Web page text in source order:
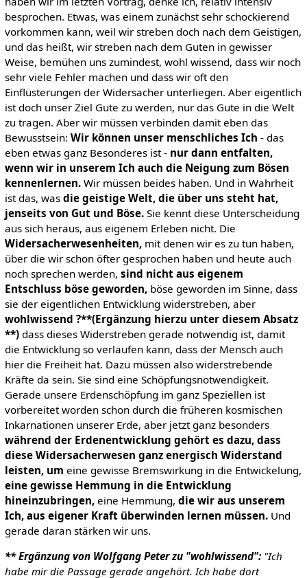
besprochen. Etwas, was einem zunächst sehr schockierend
vorkommen kann, weil wir streben doch nach dem Geistigen,
und das heißt, wir streben nach dem Guten in gewisser
Weise, bemühen uns zumindest, wohl wissend, dass wir noch
sehr viele Fehler machen und dass wir oft den
Einflüsterungen der Widersacher unterliegen. Aber eigentlich
ist doch unser Ziel Gute zu werden, nur das Gute in die Welt
zu tragen. Aber wir müssen verbinden damit eben das
Bewusstsein: Wir können unser menschliches Ich - das
eben etwas ganz Besonderes ist - nur dann entfalten,
wenn wir in unserem Ich auch die Neigung zum Bösen
kennenlernen.Wir müssen beides haben. Und in Wahrheit
ist das, was die geistige Welt, die über uns steht hat,
jenseits von Gut und Böse.Sie kennt diese Unterscheidung
aus sich heraus, aus eigenem Erleben nicht. Die
Widersacherwesenheiten,mit denen wir es zu tun haben,
über die wir schon öfter gesprochen haben und heute auch
noch sprechen werden, sind nicht aus eigenem
Entschluss böse geworden,böse geworden im Sinne, dass
sie der eigentlichen Entwicklung widerstreben, aber
wohlwissend ?**(Ergänzung hierzu unter diesem Absatz
**)dass dieses Widerstreben gerade notwendig ist, damit
die Entwicklung so verlaufen kann, dass der Mensch auch
hier die Freiheit hat. Dazu müssen also widerstrebende
Kräfte da sein. Sie sind eine Schöpfungsnotwendigkeit.
Gerade unsere Erdenschöpfung im ganz Speziellen ist
vorbereitet worden schon durch die früheren kosmischen
Inkarnationen unserer Erde, aber jetzt ganz besonders
während der Erdenentwicklung gehört es dazu, dass
diese Widersacherwesen ganz energisch Widerstand
leisten, um eine gewisse Bremswirkung in die Entwickelung,
eine gewisse Hemmung in die Entwicklung
hineinzubringen,eine Hemmung, die wir aus unserem
Ich, aus eigener Kraft überwinden lernen müssen.Und
gerade daran stärken wir uns.
** Ergänzung von Wolfgang Peter zu "wohlwissend":"Ich
habe mir die Passage gerade angehört. Ich habe dort